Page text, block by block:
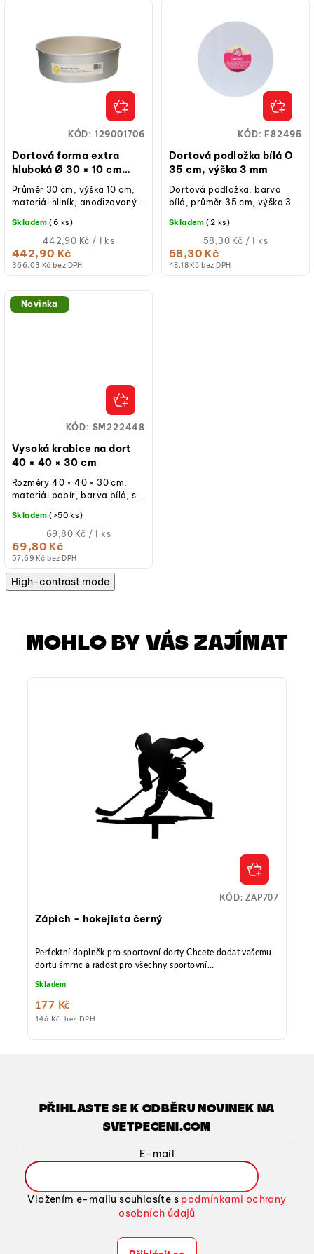
Dortová forma extra
hluboká Ø 30 × 10 cm
Wilton
366,03 Kč bez DPH
442,90 Kč
Měrná
cena:
(jednotková
442,90 Kč / 1 ks
Skladem (6 ks)
Průměr 30 cm, výška 10 cm,
materiál hliník, anodizovaný
hluboké provedení, ideální
KÓD: 129001706
Dortová podložka bílá O
35 cm, výška 3 mm
48,18 Kč bez DPH
58,30 Kč
Měrná
cena:
(jednotková
58,30 Kč / 1 ks
Skladem (2 ks)
Dortová podložka, barva
bílá, průměr 35 cm, výška 3
podložka s hladkým
povrchem a lesklou...
KÓD: F82495
Novinka
Vysoká krabice na dort
40 × 40 × 30 cm
57,69 Kč bez DPH
69,80 Kč
Měrná
cena:
(jednotková
69,80 Kč / 1 ks
Skladem (>50 ks)
Rozměry 40 × 40 × 30 cm,
materiál papír, barva bílá, s
opakovaně použitelná při
běžném...
KÓD: SM222448
High-contrast mode
MOHLO BY VÁS ZAJÍMAT
Zápich - hokejista černý
Skladem
146 Kč bez DPH
177 Kč
Perfektní doplněk pro sportovní dorty Chcete dodat vašemu
dortu šmrnc a radost pro všechny sportovní
do 50°C a vhodný pro všechny příležitosti, kdy chcete oslavit
lásku k hokeji.
KÓD:ZAP707
PŘIHLASTE SE K ODBĚRU NOVINEK NA
SVETPECENI.COM
E-mail
Vložením e-mailu souhlasíte s podmínkami ochrany
osobních údajů